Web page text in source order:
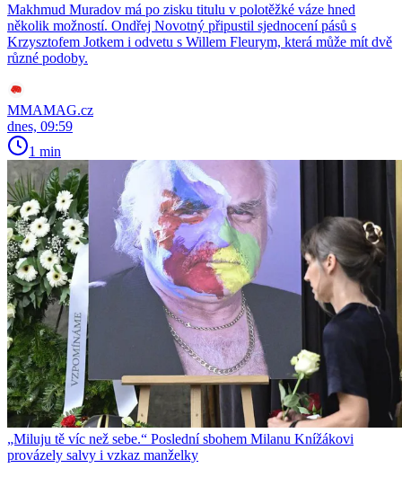
Makhmud Muradov má po zisku titulu v polotěžké váze hned
několik možností. Ondřej Novotný připustil sjednocení pásů s
Krzysztofem Jotkem i odvetu s Willem Fleurym, která může mít dvě
různé podoby.
MMAMAG.cz
dnes, 09:59
1 min
„Miluju tě víc než sebe.“ Poslední sbohem Milanu Knížákovi
provázely salvy i vzkaz manželky